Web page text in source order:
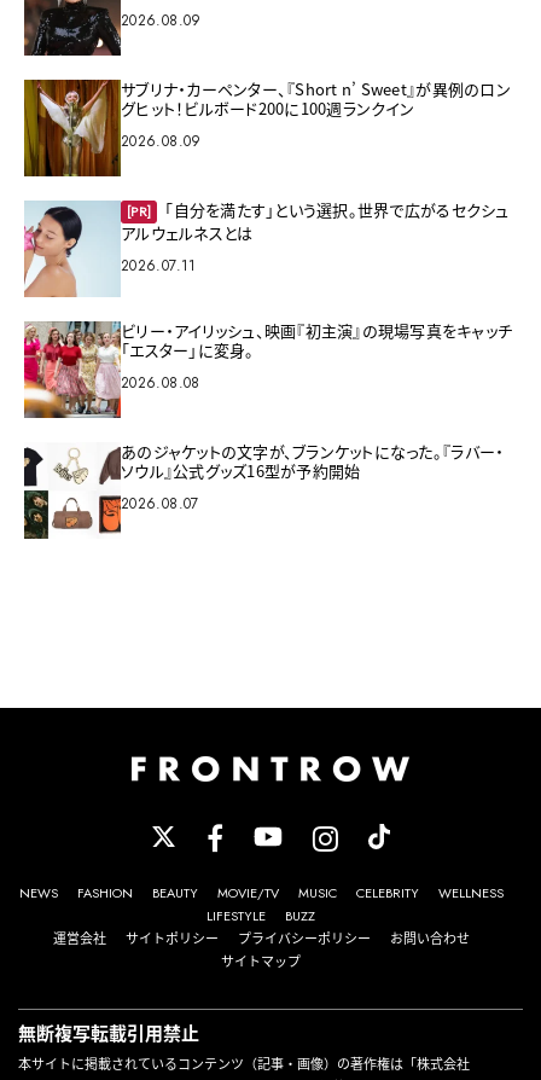
2026.08.09
サブリナ・カーペンター、『Short n’ Sweet』が異例のロン
グヒット！ビルボード200に100週ランクイン
2026.08.09
[PR]
「自分を満たす」という選択。世界で広がるセクシュ
アルウェルネスとは
2026.07.11
ビリー・アイリッシュ、映画『初主演』の現場写真をキャッチ
「エスター」に変身。
2026.08.08
あのジャケットの文字が、ブランケットになった。『ラバー・
ソウル』公式グッズ16型が予約開始
2026.08.07
NEWS FASHION BEAUTY MOVIE/TV MUSIC CELEBRITY
WELLNESS
LIFESTYLE
BUZZ
運営会社
サイトポリシー プライバシーポリシー
お問い合わせ
サイトマップ
無断複写転載引用禁止
本サイトに掲載されているコンテンツ（記事・画像）の著作権は「株式会社